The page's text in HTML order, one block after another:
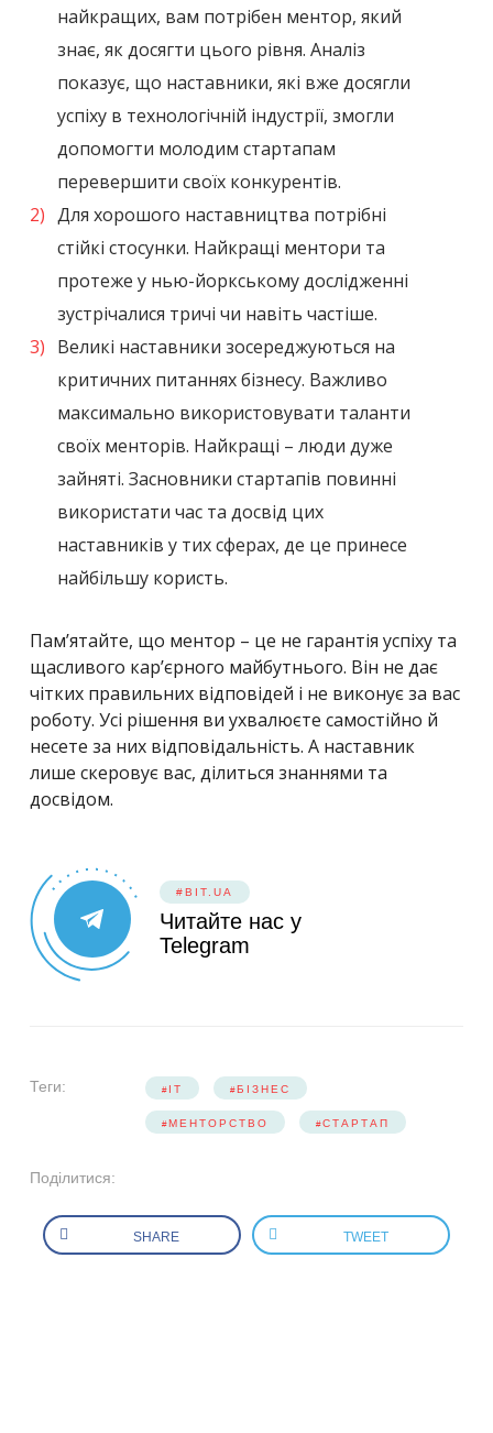
найкращих, вам потрібен ментор, який
знає, як досягти цього рівня. Аналіз
показує, що наставники, які вже досягли
успіху в технологічній індустрії, змогли
допомогти молодим стартапам
перевершити своїх конкурентів.
Для хорошого наставництва потрібні
стійкі стосунки. Найкращі ментори та
протеже у нью-йоркському дослідженні
зустрічалися тричі чи навіть частіше.
Великі наставники зосереджуються на
критичних питаннях бізнесу. Важливо
максимально використовувати таланти
своїх менторів. Найкращі – люди дуже
зайняті. Засновники стартапів повинні
використати час та досвід цих
наставників у тих сферах, де це принесе
найбільшу користь.
Пам’ятайте, що ментор – це не гарантія успіху та
щасливого кар’єрного майбутнього. Він не дає
чітких правильних відповідей і не виконує за вас
роботу. Усі рішення ви ухвалюєте самостійно й
несете за них відповідальність. А наставник
лише скеровує вас, ділиться знаннями та
досвідом.
#BIT.UA
Читайте нас у
Telegram
Теги: IT БІЗНЕС
МЕНТОРСТВО СТАРТАП
Поділитися:
SHARE TWEET